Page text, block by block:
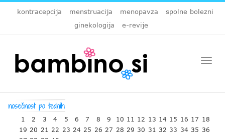
kontracepcija menstruacija menopavza
spolne bolezni
ginekologija
e-revije
1 2 3 4 5 6 7 8 9 10 11 12 13 14 15 16 17 18
19 20 21 22 23 24 25 26 27 28 29 30 31 32 33 34 35 36